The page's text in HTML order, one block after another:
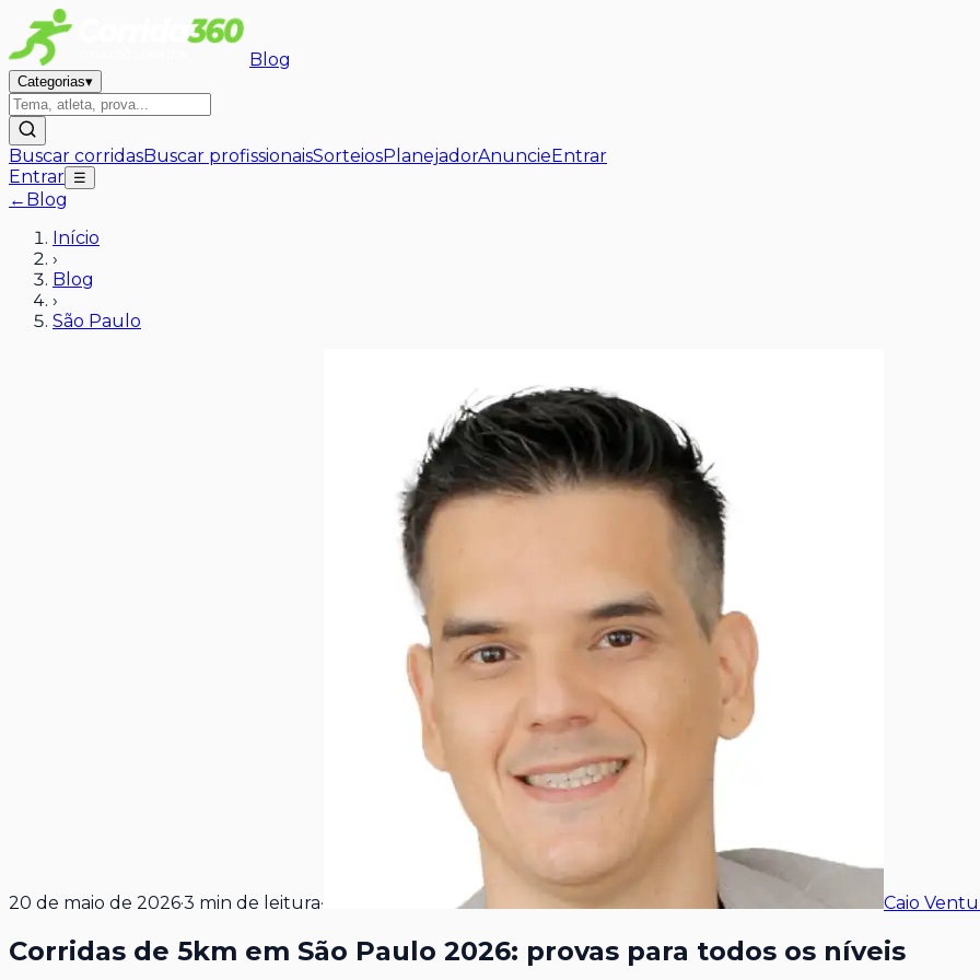
Blog
Categorias▾
Buscar corridasBuscar profissionaisSorteiosPlanejadorAnuncieEntrar
Entrar ☰
← Blog
Início
›
Blog
›
São Paulo
20 de maio de 2026·3 min de leitura· Caio
Corridas de 5km em São Paulo 2026: provas para todos os níveis